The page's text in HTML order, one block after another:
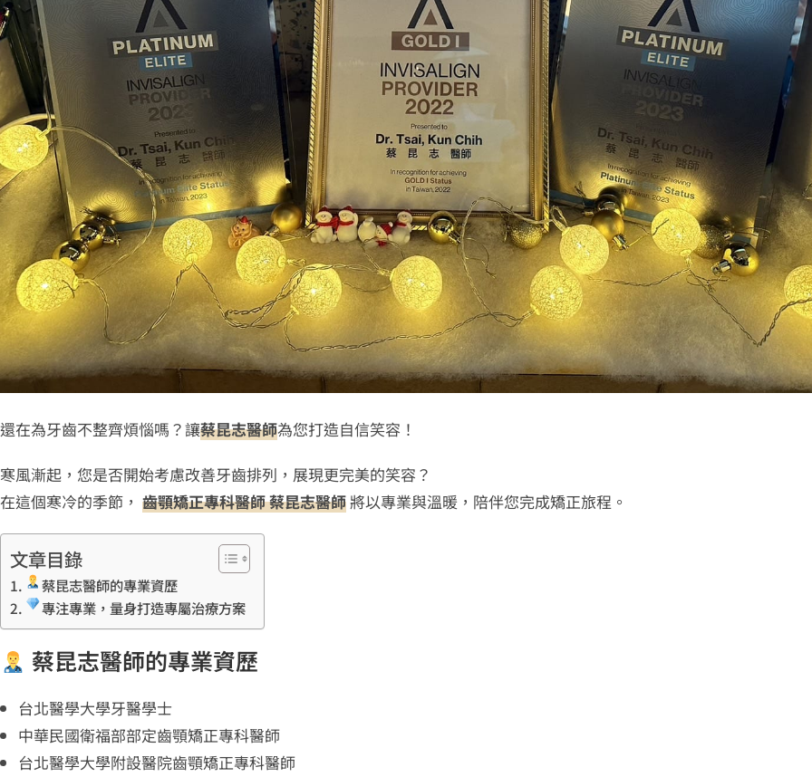
還在為牙齒不整齊煩惱嗎？讓蔡昆志醫師為您打造自信笑容！
寒風漸起，您是否開始考慮改善牙齒排列，展現更完美的笑容？
在這個寒冷的季節， 齒顎矯正專科醫師 蔡昆志醫師將以專業與溫暖，陪伴您完成矯正旅程。
文章目錄
蔡昆志醫師的專業資歷
專注專業，量身打造專屬治療方案
蔡昆志醫師的專業資歷
台北醫學大學牙醫學士
中華民國衛福部部定齒顎矯正專科醫師
台北醫學大學附設醫院齒顎矯正專科醫師